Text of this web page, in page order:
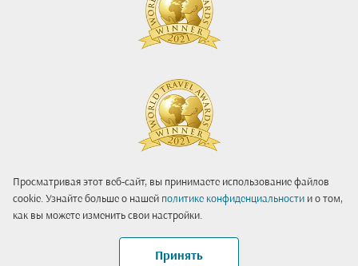
Просматривая этот веб-сайт, вы принимаете использование файлов
cookie. Узнайте больше о нашей политике конфиденциальности и о том,
как вы можете изменить свои настройки.
Принять